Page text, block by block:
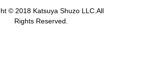
© 2018 Katsuya Shuzo LLC.All
Rights Reserved.